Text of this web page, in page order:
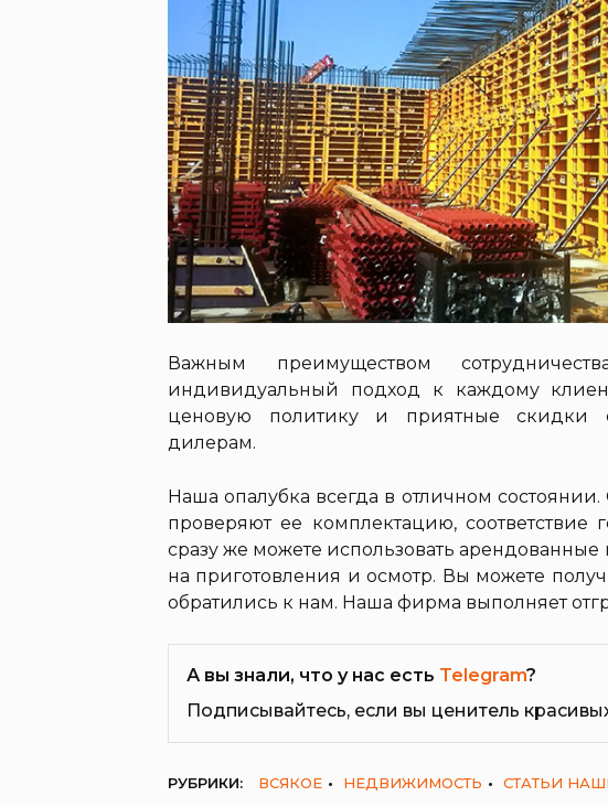
Важным преимуществом
индивидуальный подход к каждому
ценовую политику и приятные скидки
дилерам.
Наша опалубка всегда в отличном
проверяют ее комплектацию, соответствие
сразу же можете использовать
на приготовления и осмотр. Вы можете
обратились к нам. Наша фирма выполняет
А вы знали, что у нас есть Telegram?
Подписывайтесь, если вы ценитель
РУБРИКИ: ВСЯКОЕ НЕДВИЖИМОСТЬ СТАТЬИ